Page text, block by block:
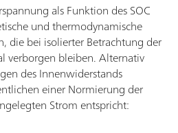
als Funktion des SOC
und thermodynamische
die bei isolierter Betrachtung der
verborgen bleiben. Alternativ
des Innenwiderstands
einer Normierung der
Strom entspricht: